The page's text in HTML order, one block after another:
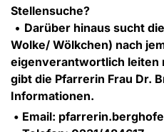
Stellensuche?
• Darüber hinaus sucht
Wolke/ Wölkchen) nach
eigenverantwortlich leiten
gibt die Pfarrerin Frau Dr.
Informationen.
• Email: